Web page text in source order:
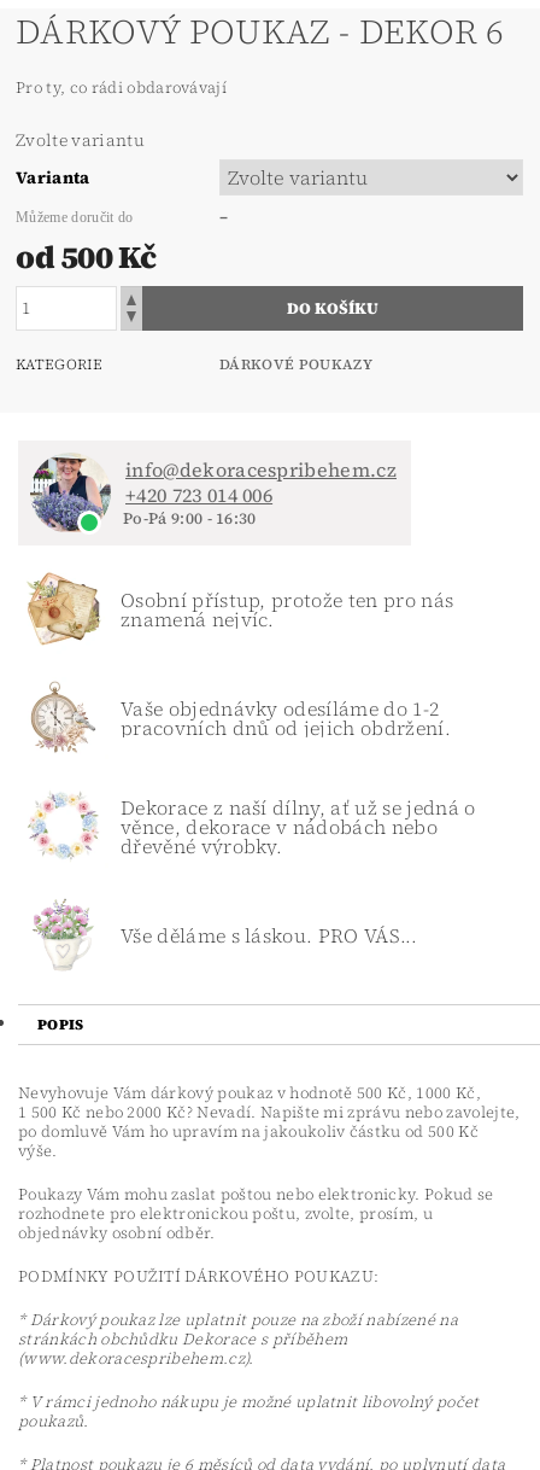
DÁRKOVÝ POUKAZ - DEKOR 6
Pro ty, co rádi obdarovávají
Zvolte variantu
Varianta
Můžeme doručit do –
od 500 Kč
KATEGORIE DÁRKOVÉ POUKAZY
info@dekoracespribehem.cz
+420 723 014 006
Po-Pá 9:00 - 16:30
Osobní přístup, protože ten pro nás
znamená nejvíc.
Vaše objednávky odesíláme do 1-2
pracovních dnů od jejich obdržení.
Dekorace z naší dílny, ať už se jedná o
věnce, dekorace v nádobách nebo
dřevěné výrobky.
Vše děláme s láskou. PRO VÁS...
POPIS
Nevyhovuje Vám dárkový poukaz v hodnotě 500 Kč, 1000 Kč,
1 500 Kč nebo 2000 Kč? Nevadí. Napište mi zprávu nebo zavolejte,
po domluvě Vám ho upravím na jakoukoliv částku od 500 Kč
výše.
Poukazy Vám mohu zaslat poštou nebo elektronicky. Pokud se
rozhodnete pro elektronickou poštu, zvolte, prosím, u
objednávky osobní odběr.
PODMÍNKY POUŽITÍ DÁRKOVÉHO POUKAZU:
* Dárkový poukaz lze uplatnit pouze na zboží nabízené na
stránkách obchůdku Dekorace s příběhem
(www.dekoracespribehem.cz).
* V rámci jednoho nákupu je možné uplatnit libovolný počet
poukazů.
* Platnost poukazu je 6 měsíců od data vydání, po uplynutí data